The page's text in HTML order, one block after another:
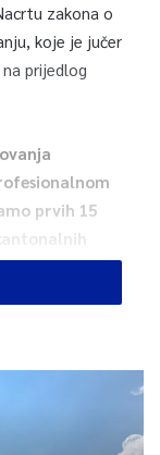
zakona o
koje je jučer
prijedlog
prvih 15
jedino
rada koji
bolesti,